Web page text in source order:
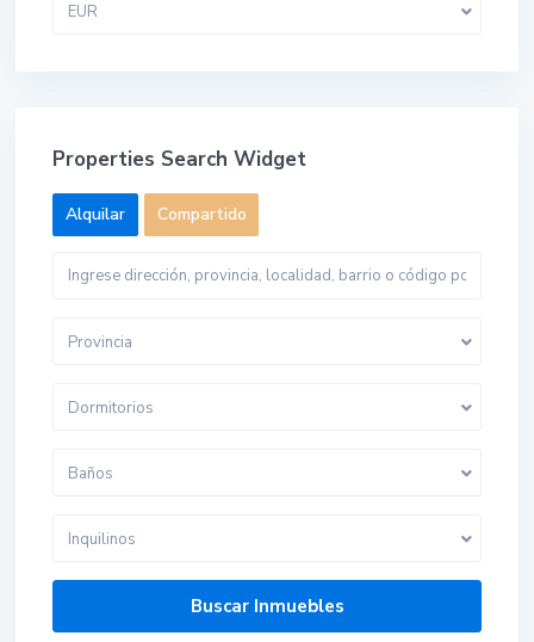
EUR
Properties Search Widget
Alquilar Compartido
Provincia
Dormitorios
Baños
Inquilinos